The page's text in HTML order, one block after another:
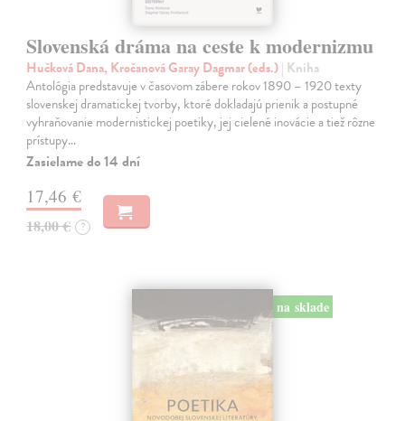
Slovenská dráma na ceste k modernizmu
Hučková Dana, Kročanová Garay Dagmar (eds.)| Kniha
Antológia predstavuje v časovom zábere rokov 1890 – 1920 texty
slovenskej dramatickej tvorby, ktoré dokladajú prienik a postupné
vyhraňovanie modernistickej poetiky, jej cielené inovácie a tiež rôzne
prístupy…
Zasielame do 14 dní
17,46 €
18,00 € ?
na sklade